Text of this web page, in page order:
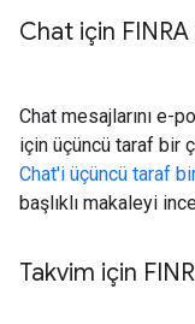
Chat için
Chat mesajlarını e-
için üçüncü taraf bir
Chat'i üçüncü taraf
başlıklı makaleyi
Takvim için